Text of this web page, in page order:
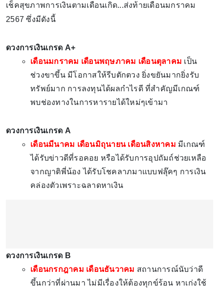
เช็คสุขภาพการเงินตามเดือนเกิด...ส่งท้ายเดือนมกราคม
2567 ซึ่งมีดังนี้
ดวงการเงินเกรด A+
เดือนมกราคม เดือนพฤษภาคม เดือนตุลาคม เป็น
ช่วงขาขึ้น มีโอกาสให้รีบตักตวง ยิ่งขยันมากยิ่งรับ
ทรัพย์มาก การลงทุนได้ผลกำไรดี ที่สำคัญมีเกณฑ์
พบช่องทางในการหารายได้ใหม่ๆเข้ามา
ดวงการเงินเกรด A
เดือนมีนาคม เดือนมิถุนายน เดือนสิงหาคม มีเกณฑ์
ได้รับข่าวดีที่รอคอย หรือได้รับการอุปถัมถ์ช่วยเหลือ
จากญาติพี่น้อง ได้รับโชคลาภมาแบบฟลุ๊คๆ การเงิน
คล่องตัวเพราะฉลาดหาเงิน
ดวงการเงินเกรด B
เดือนกรกฎาคม เดือนธันวาคม สถานการณ์นับว่าดี
ขึ้นกว่าที่ผ่านมา ไม่มีเรื่องให้ต้องทุกข์ร้อน หาเก่งใช้